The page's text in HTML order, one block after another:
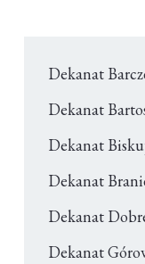
Dekanat
Dekanat
Dekanat
Dekanat
Dekanat
Dekanat